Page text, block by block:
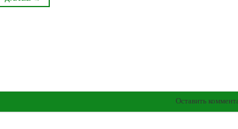
Оставить